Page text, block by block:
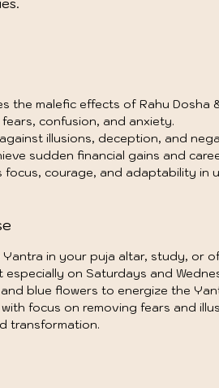
the malefic effects of Rahu Dosha
fears, confusion, and anxiety.
illusions, deception, and
sudden financial gains and
focus, courage, and adaptability in
Yantra in your puja altar, study, or
especially on Saturdays and
blue flowers to energize the
focus on removing fears and
transformation.